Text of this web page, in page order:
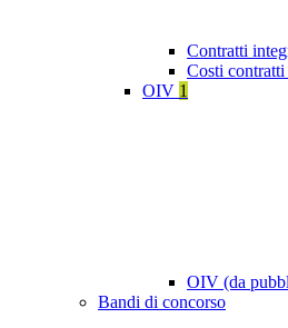
Contratti
Costi
OIV 1
OIV (da
Bandi di concorso